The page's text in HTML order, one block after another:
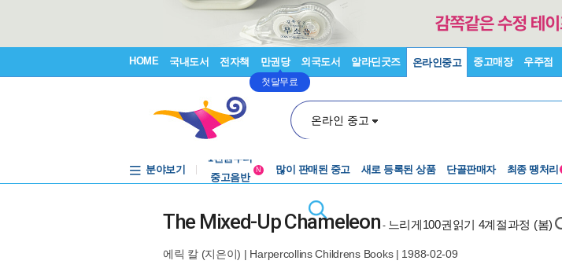
HOME 국내도서 전자책 만권당
첫달무료
외국도서 알라딘굿즈 온라인중고 중고매장 우주점
온라인 중고
분야보기
중고음반
중고음반
N 많이 판매된 중고 새로 등록된 상품 단골판매자 최종 땡처리
The Mixed-Up Chameleon - 느리게100권읽기 4계절과정 (봄)
에릭 칼(지은이) | Harpercollins Childrens Books| 1988-02-09